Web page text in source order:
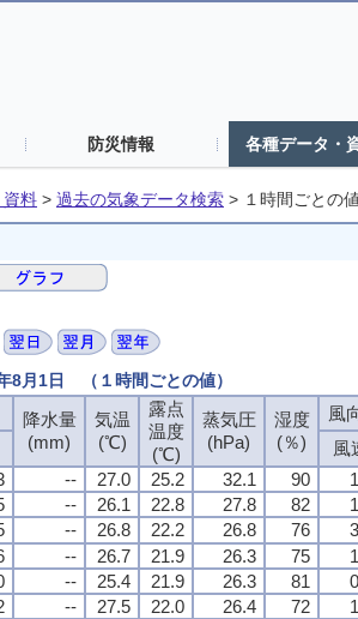
防災情報 各種データ・
資料 > 過去の気象データ検索 > １時間ごとの
月1日 （１時間ごとの値）
降水量
(mm)
気温
(℃)
露点
温度
(℃)
蒸気圧
(hPa)
湿度
(％)
風
風
-- 27.0 25.2 32.1 90
-- 26.1 22.8 27.8 82
-- 26.8 22.2 26.8 76
-- 26.7 21.9 26.3 75
-- 25.4 21.9 26.3 81
-- 27.5 22.0 26.4 72